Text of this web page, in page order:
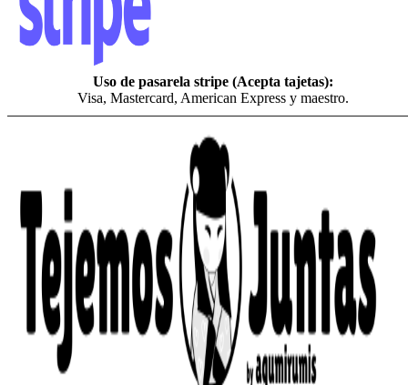
Uso de pasarela stripe (Acepta tajetas):
Visa, Mastercard, American Express y maestro.